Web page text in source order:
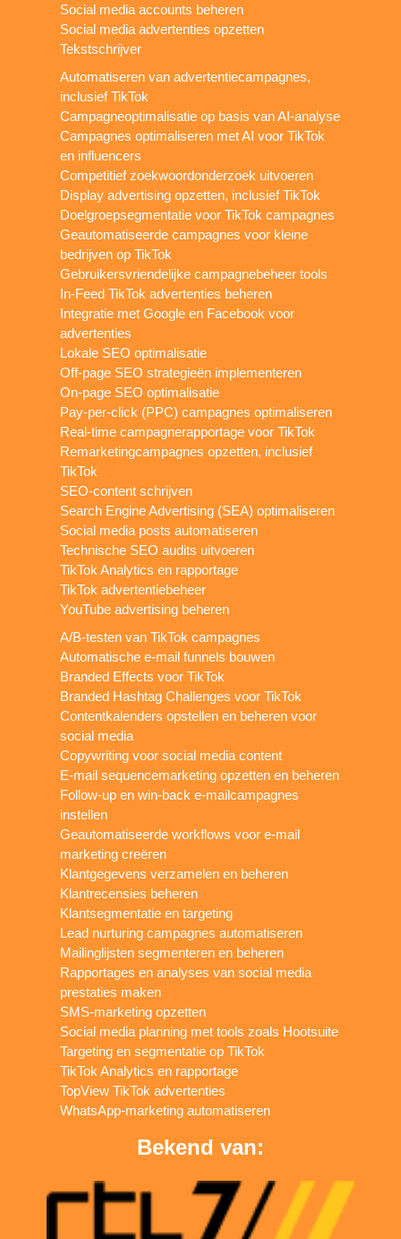
Social media accounts beheren
Social media advertenties opzetten
Tekstschrijver
Automatiseren van advertentiecampagnes,
inclusief TikTok
Campagneoptimalisatie op basis van AI-analyse
Campagnes optimaliseren met AI voor TikTok
en influencers
Competitief zoekwoordonderzoek uitvoeren
Display advertising opzetten, inclusief TikTok
Doelgroepsegmentatie voor TikTok campagnes
Geautomatiseerde campagnes voor kleine
bedrijven op TikTok
Gebruikersvriendelijke campagnebeheer tools
In-Feed TikTok advertenties beheren
Integratie met Google en Facebook voor
advertenties
Lokale SEO optimalisatie
Off-page SEO strategieën implementeren
On-page SEO optimalisatie
Pay-per-click (PPC) campagnes optimaliseren
Real-time campagnerapportage voor TikTok
Remarketingcampagnes opzetten, inclusief
TikTok
SEO-content schrijven
Search Engine Advertising (SEA) optimaliseren
Social media posts automatiseren
Technische SEO audits uitvoeren
TikTok Analytics en rapportage
TikTok advertentiebeheer
YouTube advertising beheren
A/B-testen van TikTok campagnes
Automatische e-mail funnels bouwen
Branded Effects voor TikTok
Branded Hashtag Challenges voor TikTok
Contentkalenders opstellen en beheren voor
social media
Copywriting voor social media content
E-mail sequencemarketing opzetten en beheren
Follow-up en win-back e-mailcampagnes
instellen
Geautomatiseerde workflows voor e-mail
marketing creëren
Klantgegevens verzamelen en beheren
Klantrecensies beheren
Klantsegmentatie en targeting
Lead nurturing campagnes automatiseren
Mailinglijsten segmenteren en beheren
Rapportages en analyses van social media
prestaties maken
SMS-marketing opzetten
Social media planning met tools zoals Hootsuite
Targeting en segmentatie op TikTok
TikTok Analytics en rapportage
TopView TikTok advertenties
WhatsApp-marketing automatiseren
Bekend van: